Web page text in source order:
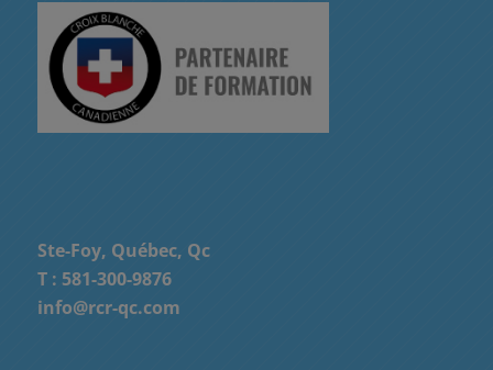
Ste-Foy, Québec, Qc
T : 581-300-9876
info@rcr-qc.com